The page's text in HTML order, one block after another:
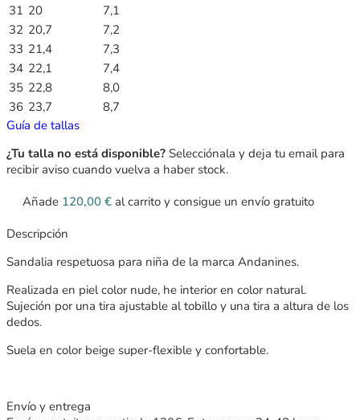
31 20
7,1
32 20,7
7,2
33 21,4
7,3
34 22,1
7,4
35 22,8
8,0
36 23,7
8,7
Guía de tallas
¿Tu talla no está disponible? Selecciónala y deja tu email para
recibir aviso cuando vuelva a haber stock.
Añade 120,00 € al carrito y consigue un envío gratuito
Descripción
Sandalia respetuosa para niña de la marca Andanines.
Realizada en piel color nude, he interior en color natural.
Sujeción por una tira ajustable al tobillo y una tira a altura de los
dedos.
Suela en color beige super-flexible y confortable.
Envío y entrega